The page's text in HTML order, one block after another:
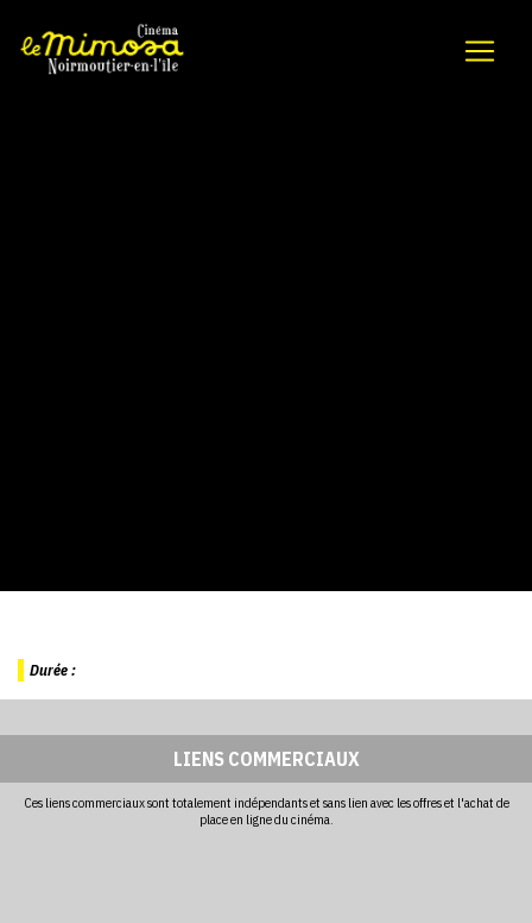
Durée :
LIENS COMMERCIAUX
Ces liens commerciaux sont totalement indépendants et sans lien avec les offres et l'achat de
place en ligne du cinéma.